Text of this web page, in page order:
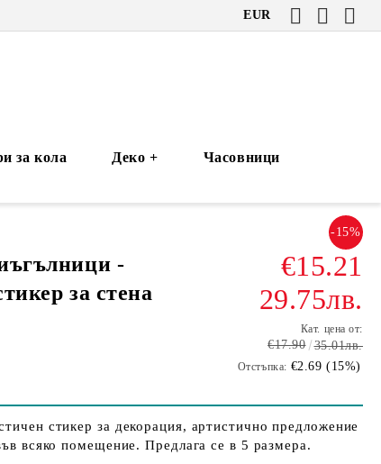
EUR
за кола Деко +
Часовници
-
за стена
-15%
€15.21
29.75лв.
Кат. цена от:
€17.90 35.01лв.
Отстъпка: €2.69 (15%)
стикер за декорация, артистично предложение
всяко помещение. Предлага се в 5 размера.